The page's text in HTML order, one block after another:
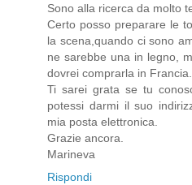
Sono alla ricerca da molto
Certo posso preparare le
la scena,quando ci sono
ne sarebbe una in legno,
dovrei comprarla in
Ti sarei grata se tu
potessi darmi il suo
mia posta elettronica.
Grazie ancora.
Marineva
Rispondi